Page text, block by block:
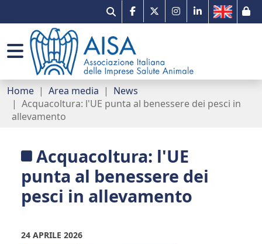
Home Area media
News
Acquacoltura: l'UE punta al benessere dei pesci in
allevamento
Acquacoltura: l'UE
punta al benessere dei
pesci in allevamento
24 APRILE 2026
Il mercato
Qualità e innovazione
Missione tracciabilità
Farmacovigilanza
Gruppi di lavoro
Prontuario veterinario
Portale dei servizi
Premio Paolo Sani per Tesi di Laurea in
Medicina Veterinaria
Comunicati stampa
AISA per Pet B2B
Sondaggi
News
Link utili
Associazione e network
Organizzazione
Imprese associate
Contatti